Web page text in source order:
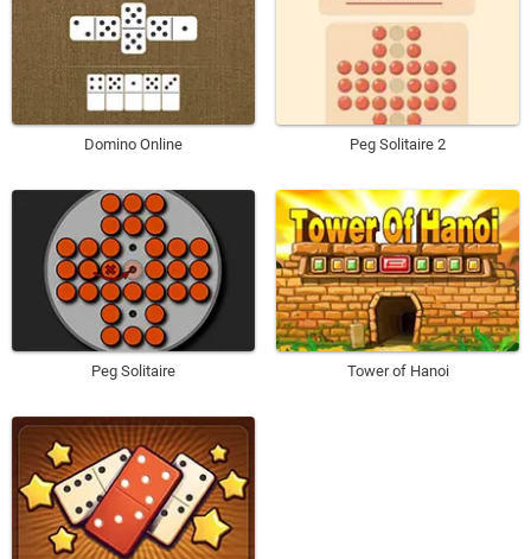
Domino Online Peg Solitaire 2
Peg Solitaire Tower of Hanoi